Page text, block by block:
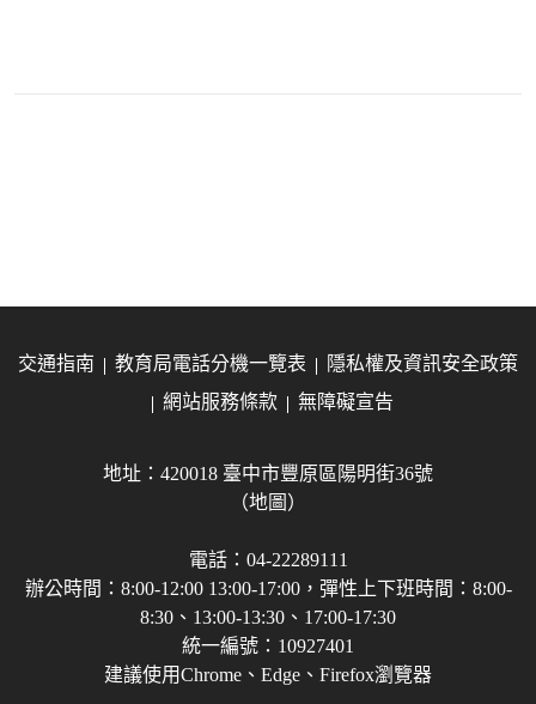
交通指南 教育局電話分機一覽表
隱私權及資訊安全政策
網站服務條款
無障礙宣告
地址：420018 臺中市豐原區陽明街36號
（地圖）
電話：04-22289111
辦公時間：8:00-12:00 13:00-17:00，彈性上下班時間：8:00-
8:30、13:00-13:30、17:00-17:30
統一編號：10927401
建議使用Chrome、Edge、Firefox瀏覽器